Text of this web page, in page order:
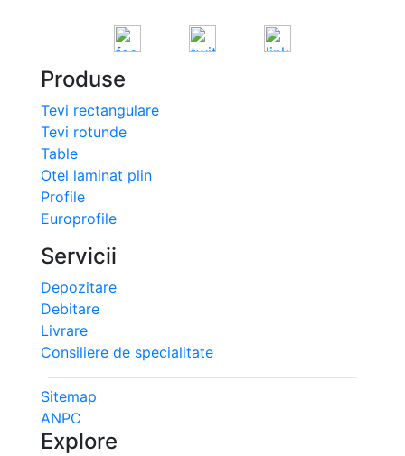
Produse
Tevi rectangulare
Tevi rotunde
Table
Otel laminat plin
Profile
Europrofile
Servicii
Depozitare
Debitare
Livrare
Consiliere de specialitate
Sitemap
ANPC
Explore